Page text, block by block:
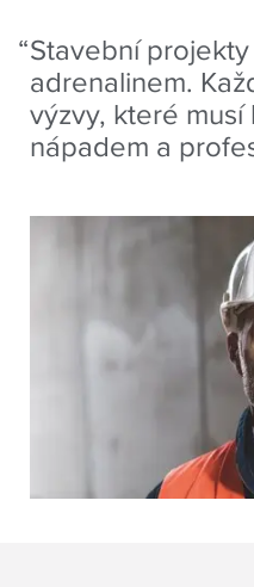
Stavební
adrenalinem.
výzvy, které
nápadem a